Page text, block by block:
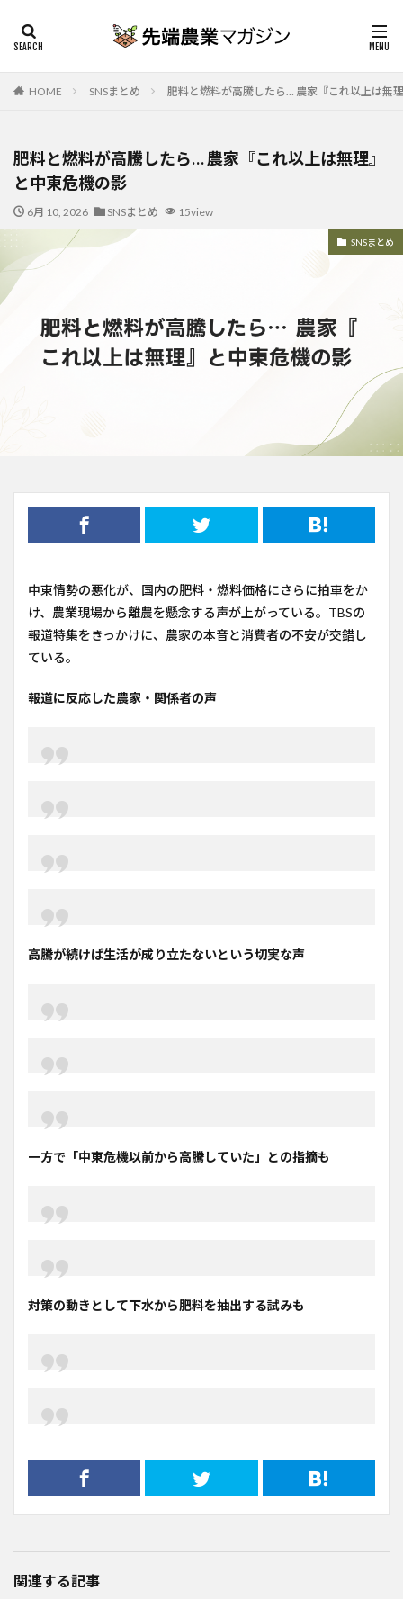
HOME SNSまとめ 肥料と燃料が高騰したら… 農家『これ以上は無
肥料と燃料が高騰したら… 農家『これ以上は無理』
と中東危機の影
6月 10, 2026 SNSまとめ 15view
SNSまとめ
中東情勢の悪化が、国内の肥料・燃料価格にさらに拍車をか
け、農業現場から離農を懸念する声が上がっている。TBSの
報道特集をきっかけに、農家の本音と消費者の不安が交錯し
ている。
報道に反応した農家・関係者の声
高騰が続けば生活が成り立たないという切実な声
一方で「中東危機以前から高騰していた」との指摘も
対策の動きとして下水から肥料を抽出する試みも
関連する記事